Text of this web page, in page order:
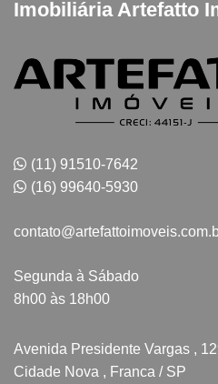
Imobiliária Artefatto
(11) 91510-7642
(16) 99640-5930
Segunda à Sábado
8h00 às 18h00
Avenida Presidente Vargas ,
Cidade Nova , Franca / SP